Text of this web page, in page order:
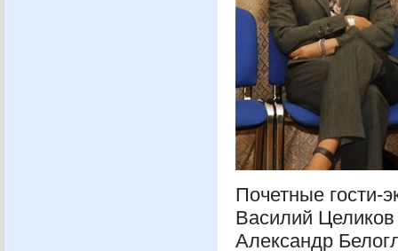
Почетные гости-
Василий Целиков
Александр